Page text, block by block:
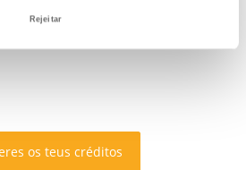
Rejeitar
os teus créditos